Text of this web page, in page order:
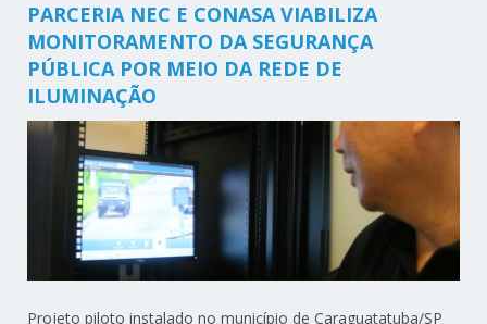
PARCERIA NEC E CONASA VIABILIZA
MONITORAMENTO DA SEGURANÇA
PÚBLICA POR MEIO DA REDE DE
ILUMINAÇÃO
Projeto piloto instalado no município de Caraguatatuba/SP